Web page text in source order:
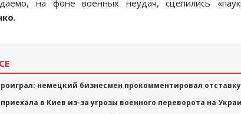
на фоне военных неудач, сцепились
.
немецкий бизнесмен прокомментировал
в Киев из-за угрозы военного переворота на